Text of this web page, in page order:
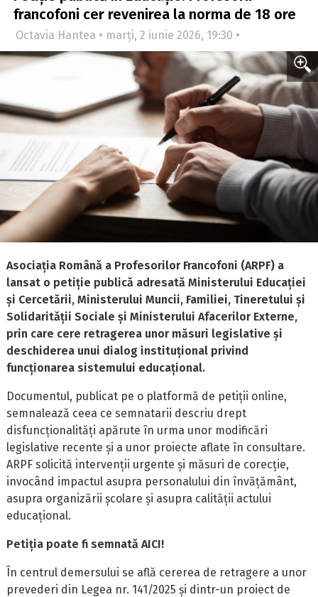
francofoni cer revenirea la norma de 18 ore
Octavia Hantea • marți, 2 iunie 2026, 19:30 •
Asociația Română a Profesorilor Francofoni (ARPF) a
lansat o petiție publică adresată Ministerului Educației
și Cercetării, Ministerului Muncii, Familiei, Tineretului și
Solidarității Sociale și Ministerului Afacerilor Externe,
prin care cere retragerea unor măsuri legislative și
deschiderea unui dialog instituțional privind
funcționarea sistemului educațional.
Documentul, publicat pe o platformă de petiții online,
semnalează ceea ce semnatarii descriu drept
disfuncționalități apărute în urma unor modificări
legislative recente și a unor proiecte aflate în consultare.
ARPF solicită intervenții urgente și măsuri de corecție,
invocând impactul asupra personalului din învățământ,
asupra organizării școlare și asupra calității actului
educațional.
Petiția poate fi semnatăAICI!
În centrul demersului se află cererea de retragere a unor
prevederi din Legea nr. 141/2025 și dintr-un proiect de